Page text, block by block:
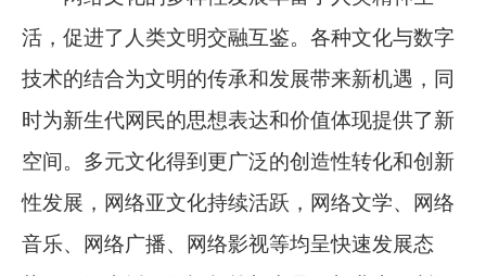
活，促进了人类文明交融互鉴。各种文化与数字
技术的结合为文明的传承和发展带来新机遇，同
时为新生代网民的思想表达和价值体现提供了新
空间。多元文化得到更广泛的创造性转化和创新
性发展，网络亚文化持续活跃，网络文学、网络
音乐、网络广播、网络影视等均呈快速发展态